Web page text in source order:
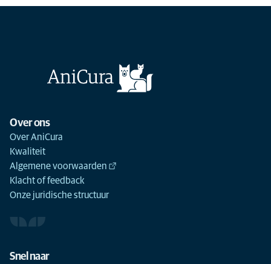
Over ons
Over AniCura
Kwaliteit
Algemene voorwaarden
Klacht of feedback
Onze juridische structuur
Snel naar